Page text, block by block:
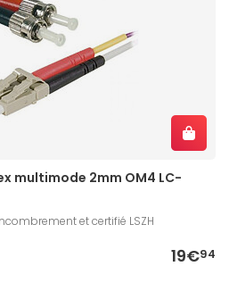
multimode 2mm OM4 LC-
et certifié LSZH
19€94